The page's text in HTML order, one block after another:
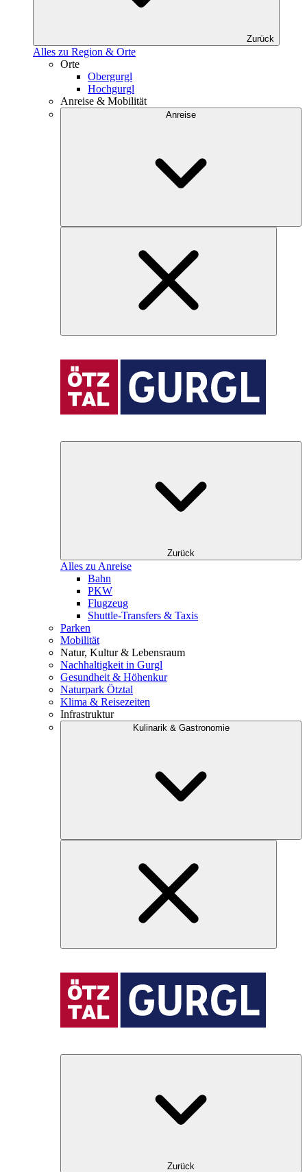
Zurück
Alles zu Region & Orte
Orte
Obergurgl
Hochgurgl
Anreise & Mobilität
Anreise
Zurück
Alles zu Anreise
Bahn
PKW
Flugzeug
Shuttle-Transfers & Taxis
Parken
Mobilität
Natur, Kultur & Lebensraum
Nachhaltigkeit in Gurgl
Gesundheit & Höhenkur
Naturpark Ötztal
Klima & Reisezeiten
Infrastruktur
Kulinarik & Gastronomie
Zurück